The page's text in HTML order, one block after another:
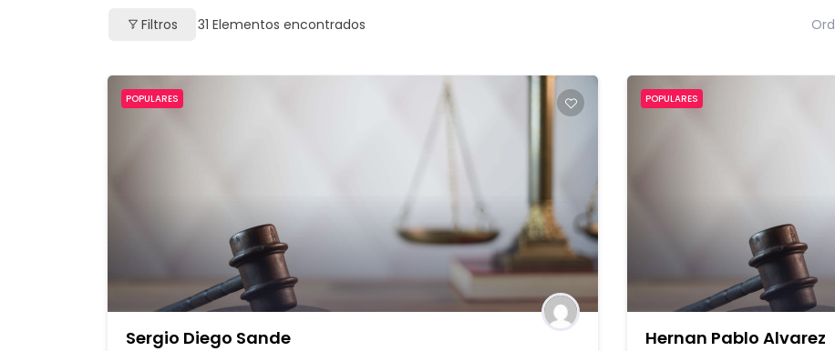
Filtros 31 Elementos encontrados
POPULARES
Sergio Diego Sande
POPULARES
Hernan Pablo Alvarez